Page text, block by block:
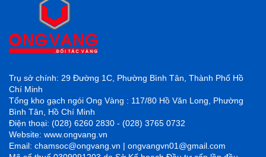
Trụ sở chính: 29 Đường 1C, Phường Bình Tân, Thành Phố Hồ
Chí Minh
Tổng kho gạch ngói Ong Vàng : 117/80 Hồ Văn Long, Phường
Bình Tân, Hồ Chí Minh
Điện thoại: (028) 6260 2830 - (028) 3765 0732
Website: www.ongvang.vn
Email: chamsoc@ongvang.vn | ongvangvn01@gmail.com